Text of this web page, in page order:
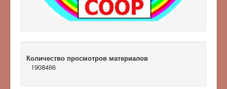
Количество просмотров материалов
1908466